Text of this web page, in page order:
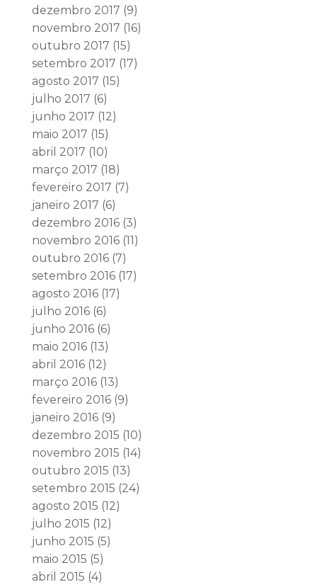
dezembro 2017 (9)
novembro 2017 (16)
outubro 2017 (15)
setembro 2017 (17)
agosto 2017 (15)
julho 2017 (6)
junho 2017 (12)
maio 2017 (15)
abril 2017 (10)
março 2017 (18)
fevereiro 2017 (7)
janeiro 2017 (6)
dezembro 2016(3)
novembro 2016(11)
outubro 2016(7)
setembro 2016(17)
agosto 2016(17)
julho 2016(6)
junho 2016(6)
maio 2016(13)
abril 2016(12)
março 2016(13)
fevereiro 2016(9)
janeiro 2016(9)
dezembro 2015 (10)
novembro 2015 (14)
outubro 2015 (13)
setembro 2015 (24)
agosto 2015 (12)
julho 2015 (12)
junho 2015 (5)
maio 2015 (5)
abril 2015 (4)